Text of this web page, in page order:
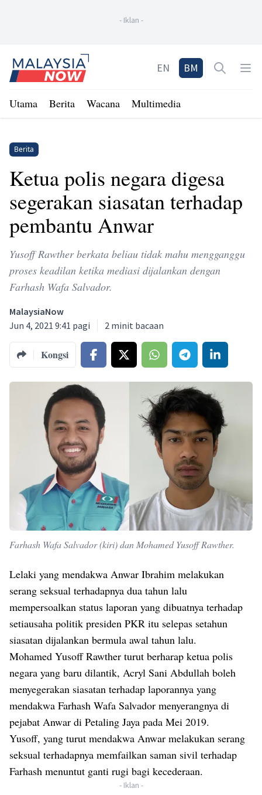
- Iklan -
Home
EN BM Open
Utama Berita Wacana Multimedia
Berita
Ketua polis negara digesa
segerakan siasatan terhadap
pembantu Anwar
Yusoff Rawther berkata beliau tidak mahu mengganggu
proses keadilan ketika mediasi dijalankan dengan
Farhash Wafa Salvador.
MalaysiaNow
Jun 4, 2021 9:41 pagi
2 minit bacaan
Kongsi
Farhash Wafa Salvador (kiri) dan Mohamed Yusoff Rawther.
Lelaki yang mendakwa Anwar Ibrahim melakukan
serang seksual terhadapnya dua tahun lalu
mempersoalkan status laporan yang dibuatnya terhadap
setiausaha politik presiden PKR itu selepas setahun
siasatan dijalankan bermula awal tahun lalu.
Mohamed Yusoff Rawther turut berharap ketua polis
negara yang baru dilantik, Acryl Sani Abdullah boleh
menyegerakan siasatan terhadap laporannya yang
mendakwa Farhash Wafa Salvador menyerangnya di
pejabat Anwar di Petaling Jaya pada Mei 2019.
Yusoff, yang turut mendakwa Anwar melakukan serang
seksual terhadapnya memfailkan saman sivil terhadap
Farhash menuntut ganti rugi bagi kecederaan.
- Iklan -